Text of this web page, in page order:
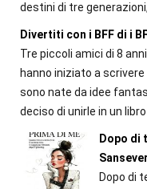
destini di tre generazioni,
Divertiti con i BFF di i
Tre piccoli amici di 8
hanno iniziato a
sono nate da idee
deciso di unirle in un libro
Dopo di
Dopo di